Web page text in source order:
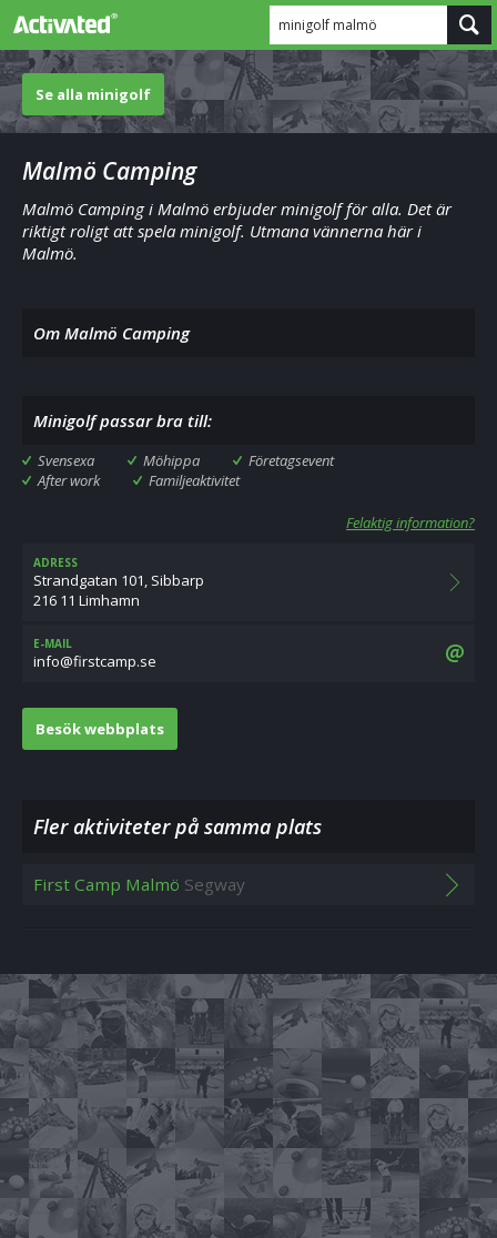
minigolf malmö
Se alla minigolf
Malmö Camping
Malmö Camping i Malmö erbjuder minigolf för alla. Det är
riktigt roligt att spela minigolf. Utmana vännerna här i
Malmö.
Om Malmö Camping
Minigolf passar bra till:
Svensexa Möhippa
Företagsevent
After work
Familjeaktivitet
Felaktig information?
ADRESS
Strandgatan 101, Sibbarp
216 11 Limhamn
E-MAIL
es.pmactsrif@ofni
Besök webbplats
Fler aktiviteter på samma plats
First Camp Malmö Segway